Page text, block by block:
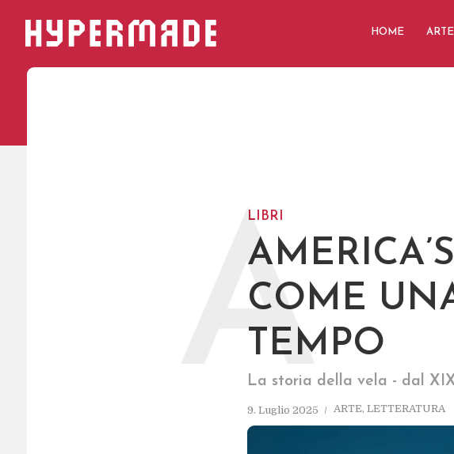
HYPERMADE HOME ARTE
LIBRI
COME
TEMPO
La storia della vela - dal
9. Luglio 2025 ARTE, LETTERATURA
A